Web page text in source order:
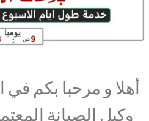
أهلا و مرحبا بكم
وكيل الصيانة